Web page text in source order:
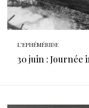
L'EPHÉMÉRIDE
30 juin :